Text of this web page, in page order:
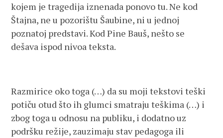
kojem je tragedija iznenada ponovo tu. Ne kod
Štajna, ne u pozorištu Šaubine, ni u jednoj
poznatoj predstavi. Kod Pine Bauš, nešto se
dešava ispod nivoa teksta.
Razmirice oko toga (…) da su moji tekstovi teški
potiču otud što ih glumci smatraju teškima (…) i
zbog toga u odnosu na publiku, i dodatno uz
podršku režije, zauzimaju stav pedagoga ili